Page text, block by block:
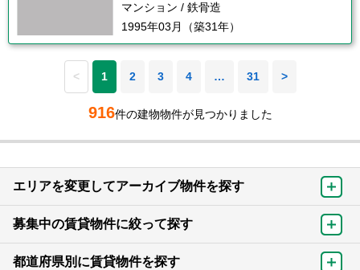
マンション / 鉄骨造
1995年03月（築31年）
< 1 2 3 4 … 31 >
916件の建物物件が見つかりました
エリアを変更してアーカイブ物件を探す
募集中の賃貸物件に絞って探す
都道府県別に賃貸物件を探す